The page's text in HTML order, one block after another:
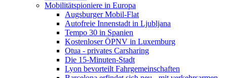
Mobilitätspioniere in Europa
Augsburger Mobil-Flat
Autofreie Innenstadt in Ljubljana
Tempo 30 in Spanien
Kostenloser ÖPNV in Luxemburg
Otua - privates Carsharing
Die 15-Minuten-Stadt
Lyon bevorteilt Fahrgemeinschaften